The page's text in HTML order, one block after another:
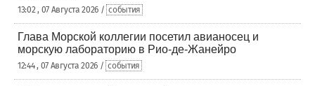
13:02 , 07 Августа 2026 / события
Глава Морской коллегии посетил авианосец и
морскую лабораторию в Рио-де-Жанейро
12:44 , 07 Августа 2026 / события